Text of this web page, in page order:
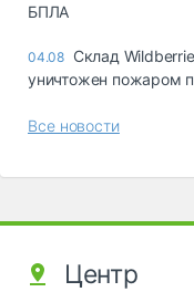
БПЛА
04.08 Склад
уничтожен пожаром
Все новости
Центр